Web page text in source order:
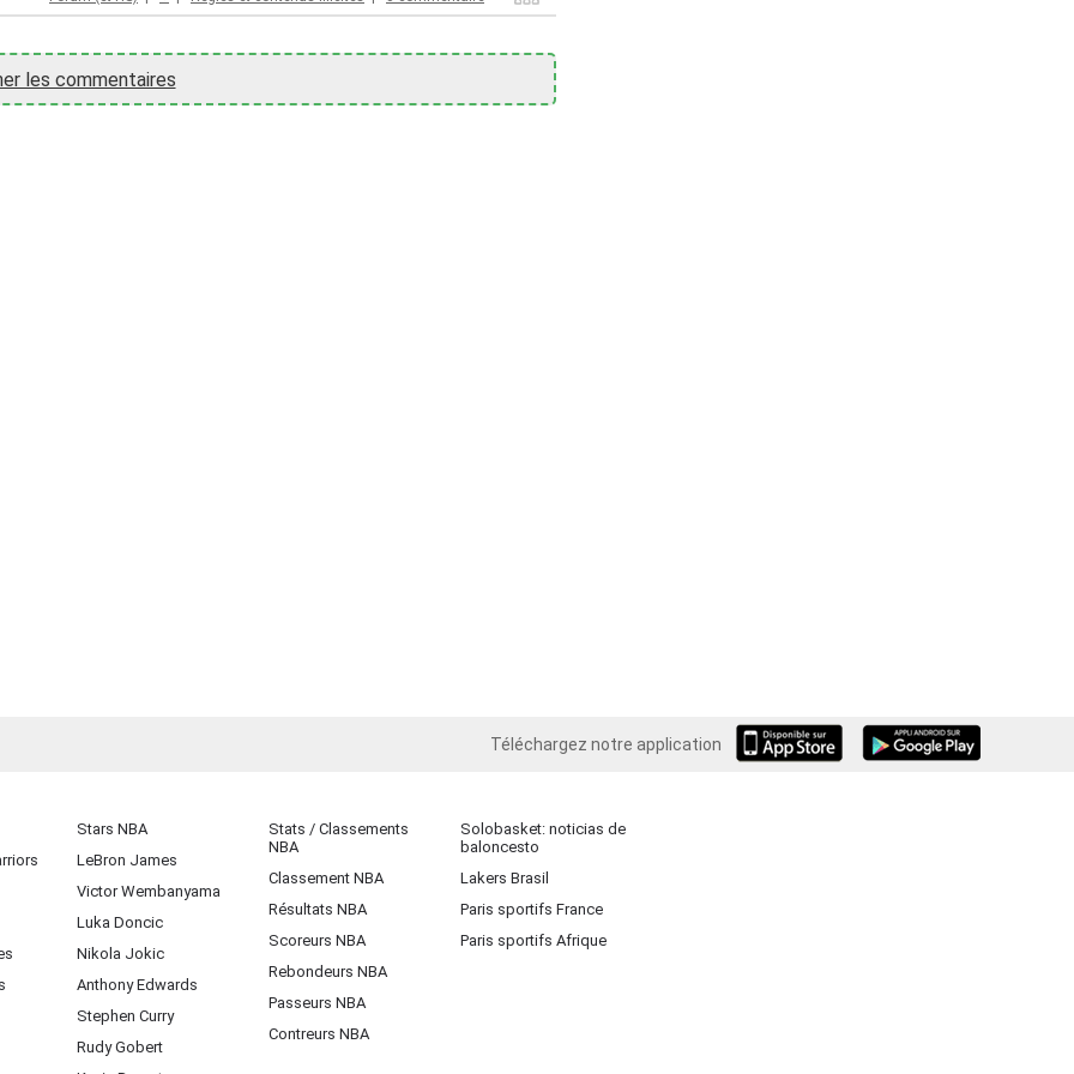
les commentaires
Téléchargez notre application
iOS Android
Stars NBA
LeBron James
Victor Wembanyama
Luka Doncic
Nikola Jokic
Anthony Edwards
Stephen Curry
Rudy Gobert
Stats / Classements
NBA
Classement NBA
Résultats NBA
Scoreurs NBA
Rebondeurs NBA
Passeurs NBA
Contreurs NBA
Solobasket: noticias de
baloncesto
Lakers Brasil
Paris sportifs France
Paris sportifs Afrique